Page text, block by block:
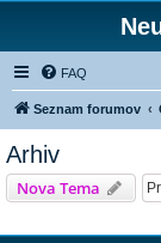
FAQ
Seznam forumov
Arhiv
Nova Tema